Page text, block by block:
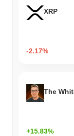
XRP
-2.17%
+15.83%